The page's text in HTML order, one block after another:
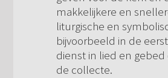
makkelijkere en
liturgische en
bijvoorbeeld in de
dienst in lied en gebed
de collecte.